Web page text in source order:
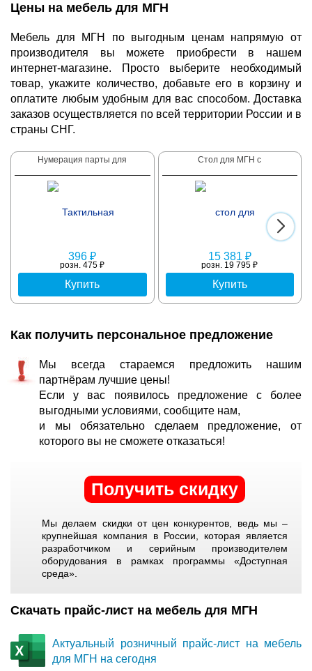
Цены на мебель для МГН
Мебель для МГН по выгодным ценам напрямую от
производителя вы можете приобрести в нашем
интернет-магазине. Просто выберите необходимый
товар, укажите количество, добавьте его в корзину и
оплатите любым удобным для вас способом. Доставка
заказов осуществляется по всей территории России и в
страны СНГ.
Нумерация парты для
396 ₽
розн. 475 ₽
Купить
Стол для МГН с
15 381 ₽
розн. 19 795 ₽
Купить
Как получить персональное предложение
Мы всегда стараемся предложить нашим
партнёрам лучшие цены!
Если у вас появилось предложение с более
выгодными условиями, сообщите нам,
и мы обязательно сделаем предложение, от
которого вы не сможете отказаться!
Получить скидку
Мы делаем скидки от цен конкурентов, ведь мы –
крупнейшая компания в России, которая является
разработчиком и серийным производителем
оборудования в рамках программы «Доступная
среда».
Скачать прайс-лист на мебель для МГН
Актуальный розничный прайс-лист на мебель
для МГН на сегодня